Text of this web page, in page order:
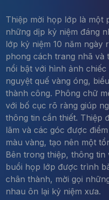
Thiệp mời họp lớp là một
những dịp kỷ niệm đáng
lớp kỷ niệm 10 năm ngày
phong cách trang nhã và
nổi bật với hình ảnh
nguyệt quế vàng óng,
thành công. Phông chữ
với bố cục rõ ràng giúp
thông tin cần thiết. Thiệp
lãm và các góc được
màu vàng, tạo nên một
Bên trong thiệp, thông tin
buổi họp lớp được trình
chân thành, mời gọi
nhau ôn lại kỷ niệm xưa.